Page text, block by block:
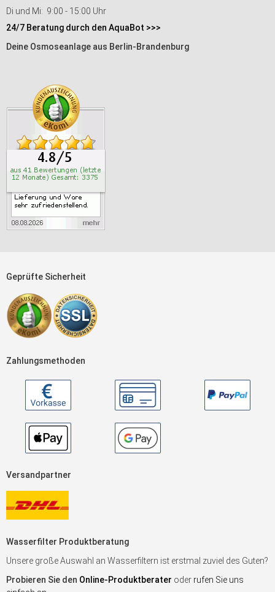
Di und Mi: 9:00 - 15:00 Uhr
24/7 Beratung durch den AquaBot >>>
Deine Osmoseanlage aus Berlin-Brandenburg
Geprüfte Sicherheit
Zahlungsmethoden
Versandpartner
Wasserfilter Produktberatung
Unsere große Auswahl an Wasserfiltern ist erstmal zuviel des Guten?
Probieren Sie den Online-Produktberater oder rufen Sie uns